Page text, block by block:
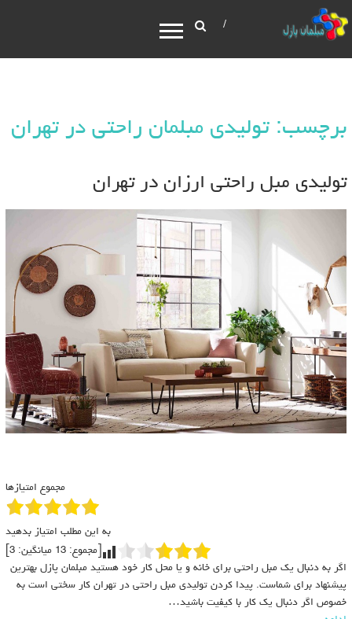
برچسب: تولیدی مبلمان راحتی در تهران
تولیدی مبل راحتی ارزان در تهران
مجموع امتیازها
به این مطلب امتیاز بدهید
[مجموع:13 میانگین:3
اگر به دنبال یک مبل راحتی برای خانه و یا محل کار خود هستید مبلمان پازل بهترین
پیشنهاد برای شماست. پیدا کردن تولیدی مبل راحتی در تهران کار سختی است به
خصوص اگر دنبال یک کار با کیفیت باشید…